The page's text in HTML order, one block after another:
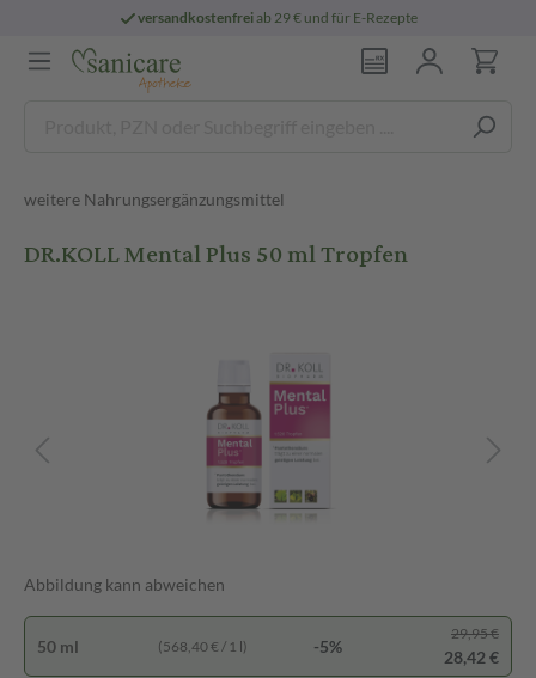
versandkostenfreiab 29 € und für E-Rezepte
weitere Nahrungsergänzungsmittel
DR.KOLL Mental Plus 50 ml Tropfen
Abbildung kann abweichen
50 ml (568,40 € / 1 l) -5%
29,95 €
28,42 €